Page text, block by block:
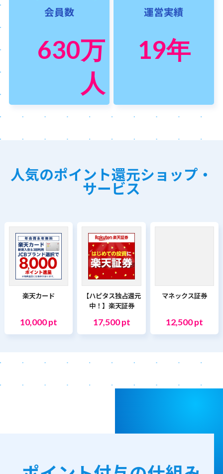
会員数
630万
人
運営実績
19年
人気のポイント還元ショップ・
サービス
楽天カード
10,000 pt
【ハピタス独占還元
中！】楽天証券
17,500 pt
マネックス証券
12,500 pt